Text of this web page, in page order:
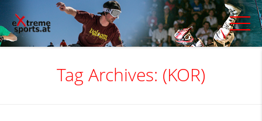
Tag Archives: (KOR)